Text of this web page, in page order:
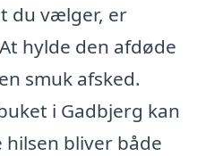
du vælger, er
hylde den afdøde
smuk afsked.
i Gadbjerg kan
hilsen bliver både